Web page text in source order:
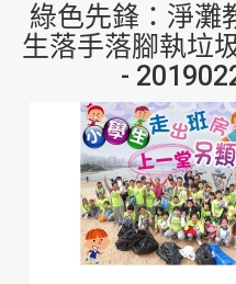
綠色先鋒：淨
生落手落腳執垃
-